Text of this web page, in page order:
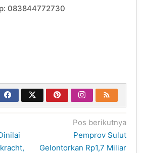
083844772730
Pos berikutnya
Pemprov Sulut
Gelontorkan Rp1,7 Miliar